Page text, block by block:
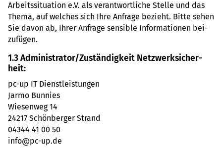
Arbeits­si­tua­tion e.V. als ver­ant­wort­li­che Stelle und das
Thema, auf wel­ches sich Ihre Anfrage bezieht. Bitte sehen
Sie davon ab, Ihrer Anfrage sen­si­ble Infor­ma­tio­nen bei­
zu­fü­gen.
1.3 Admi­nis­tra­tor/Zustän­dig­keit Netz­werk­si­cher­
heit:
pc-up IT Dienst­leis­tun­gen
Jarmo Bun­nies
Wie­sen­weg 14
24217 Schön­ber­ger Strand
04344 41 00 50
info@​pc-​up.​de